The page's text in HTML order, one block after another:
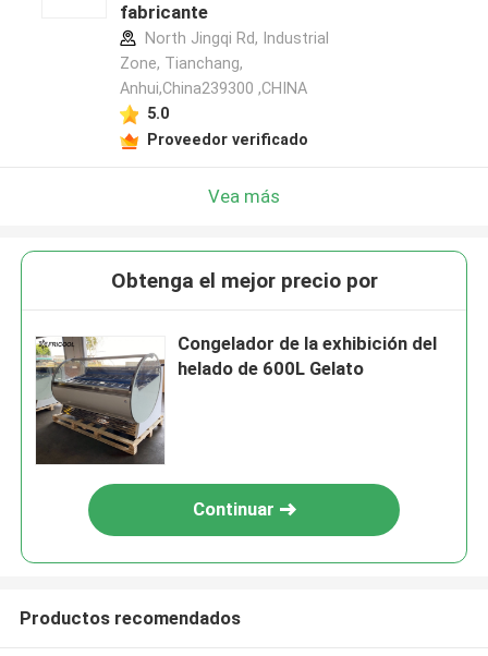
fabricante
North Jingqi Rd, Industrial
Zone, Tianchang,
Anhui,China239300 ,CHINA
5.0
Proveedor verificado
Vea más
Obtenga el mejor precio por
Congelador de la exhibición del
helado de 600L Gelato
Continuar
Productos recomendados